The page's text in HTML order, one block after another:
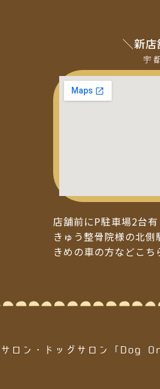
＼新
宇
店舗前にP駐車場2台
きゅう整骨院様の北
きめの車の方などこち
ロン・ドッグサロン「Dog